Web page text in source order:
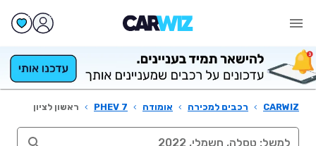
CARWIZ
› רכבים למכירה › אומודה ›
7 PHEV
› ראשון לציון